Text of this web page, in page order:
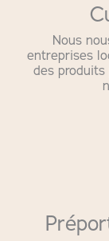
Nous
entreprises
des